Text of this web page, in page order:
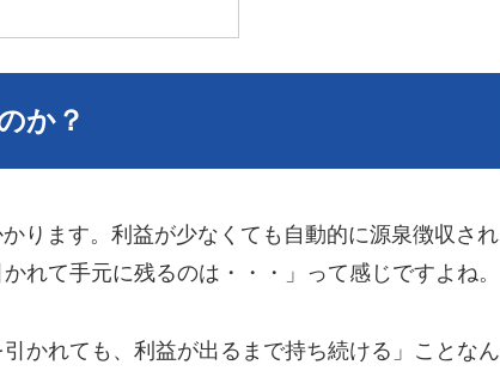
か？
ります。利益が少なくても自動的に源泉徴収され
れて手元に残るのは・・・」って感じですよね。
かれても、利益が出るまで持ち続ける」ことなん